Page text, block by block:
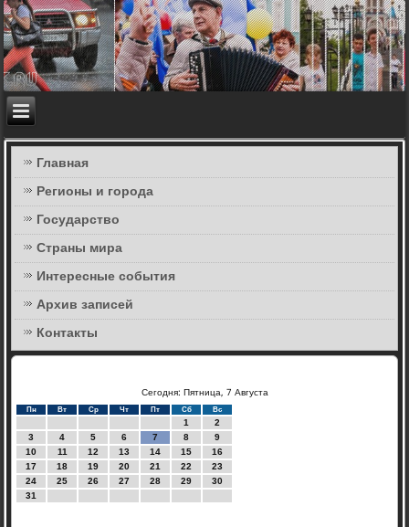
Главная
Регионы и города
Государство
Страны мира
Интересные события
Архив записей
Контакты
Сегодня: Пятница, 7 Августа
Пн Вт Ср Чт Пт Сб Вс
1
2
3
4 5 6 7 8
9
10
11 12 13 14 15
16
17
18 19 20 21 22
23
24
25 26 27 28 29
30
31